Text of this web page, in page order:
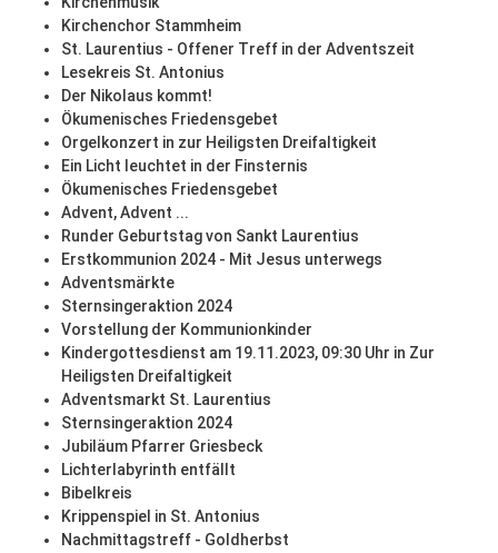
Kirchenchor Stammheim
St. Laurentius - Offener Treff in der Adventszeit
Lesekreis St. Antonius
Der Nikolaus kommt!
Ökumenisches Friedensgebet
Orgelkonzert in zur Heiligsten Dreifaltigkeit
Ein Licht leuchtet in der Finsternis
Ökumenisches Friedensgebet
Advent, Advent ...
Runder Geburtstag von Sankt Laurentius
Erstkommunion 2024 - Mit Jesus unterwegs
Adventsmärkte
Sternsingeraktion 2024
Vorstellung der Kommunionkinder
Kindergottesdienst am 19.11.2023, 09:30 Uhr in Zur
Heiligsten Dreifaltigkeit
Adventsmarkt St. Laurentius
Sternsingeraktion 2024
Jubiläum Pfarrer Griesbeck
Lichterlabyrinth entfällt
Bibelkreis
Krippenspiel in St. Antonius
Nachmittagstreff - Goldherbst